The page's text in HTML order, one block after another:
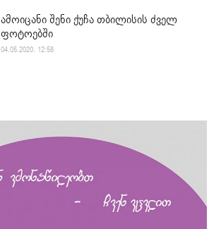
ამოიცანი შენი ქუჩა თბილისის ძველ
ფოტოებში
04.05.2020. 12:58